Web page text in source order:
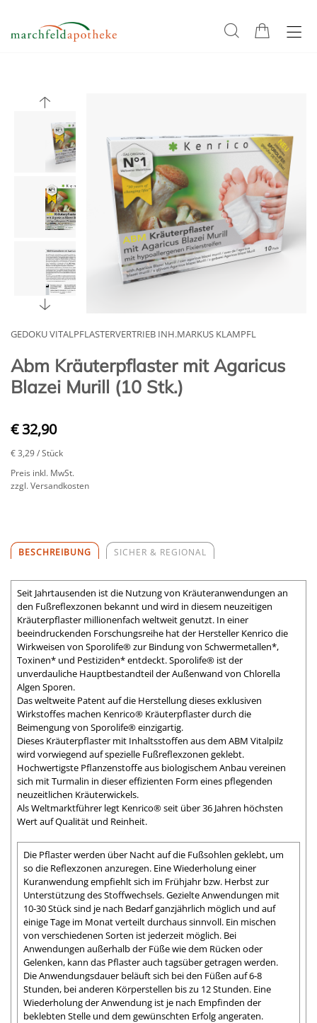
GEDOKU VITALPFLASTERVERTRIEB INH.MARKUS KLAMPFL
Abm Kräuterpflaster mit Agaricus
Blazei Murill (10 Stk.)
€ 32,90
€ 3,29/ Stück
Preis inkl. MwSt.
zzgl. Versandkosten
BESCHREIBUNG SICHER & REGIONAL
Seit Jahrtausenden ist die Nutzung von Kräuteranwendungen an
den Fußreflexzonen bekannt und wird in diesem neuzeitigen
Kräuterpflaster millionenfach weltweit genutzt. In einer
beeindruckenden Forschungsreihe hat der Hersteller Kenrico die
Wirkweisen von Sporolife® zur Bindung von Schwermetallen*,
Toxinen* und Pestiziden* entdeckt. Sporolife® ist der
unverdauliche Hauptbestandteil der Außenwand von Chlorella
Algen Sporen.
Das weltweite Patent auf die Herstellung dieses exklusiven
Wirkstoffes machen Kenrico® Kräuterpflaster durch die
Beimengung von Sporolife® einzigartig.
Dieses Kräuterpflaster mit Inhaltsstoffen aus dem ABM Vitalpilz
wird vorwiegend auf spezielle Fußreflexzonen geklebt.
Hochwertigste Pflanzenstoffe aus biologischem Anbau vereinen
sich mit Turmalin in dieser effizienten Form eines pflegenden
neuzeitlichen Kräuterwickels.
Als Weltmarktführer legt Kenrico® seit über 36 Jahren höchsten
Wert auf Qualität und Reinheit.
Die Pflaster werden über Nacht auf die Fußsohlen geklebt, um
so die Reflexzonen anzuregen. Eine Wiederholung einer
Kuranwendung empfiehlt sich im Frühjahr bzw. Herbst zur
Unterstützung des Stoffwechsels. Gezielte Anwendungen mit
10-30 Stück sind je nach Bedarf ganzjährlich möglich und auf
einige Tage im Monat verteilt durchaus sinnvoll. Ein mischen
von verschiedenen Sorten ist jederzeit möglich. Bei
Anwendungen außerhalb der Füße wie dem Rücken oder
Gelenken, kann das Pflaster auch tagsüber getragen werden.
Die Anwendungsdauer beläuft sich bei den Füßen auf 6-8
Stunden, bei anderen Körperstellen bis zu 12 Stunden. Eine
Wiederholung der Anwendung ist je nach Empfinden der
beklebten Stelle und dem gewünschten Erfolg angeraten.